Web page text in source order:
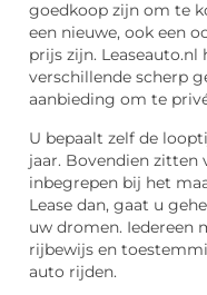
goedkoop zijn om te
een nieuwe, ook een
prijs zijn.
verschillende scherp
aanbieding om te
U bepaalt zelf de
jaar. Bovendien zitten
inbegrepen bij het
Lease dan, gaat u
uw dromen. Iedereen
rijbewijs en
auto rijden.